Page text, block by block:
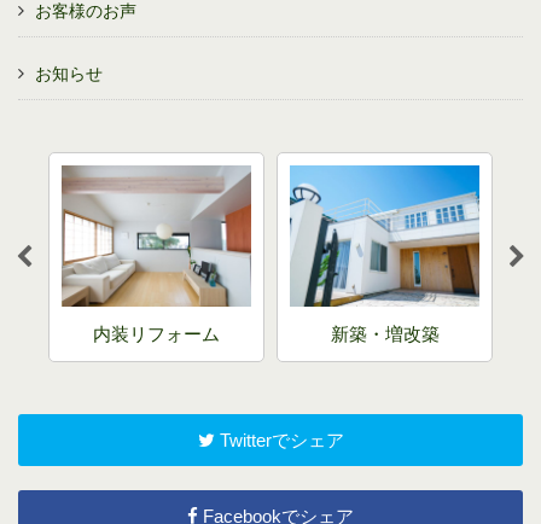
お客様のお声
お知らせ
内装リフォーム 新築・増改築
Twitterでシェア
Facebookでシェア